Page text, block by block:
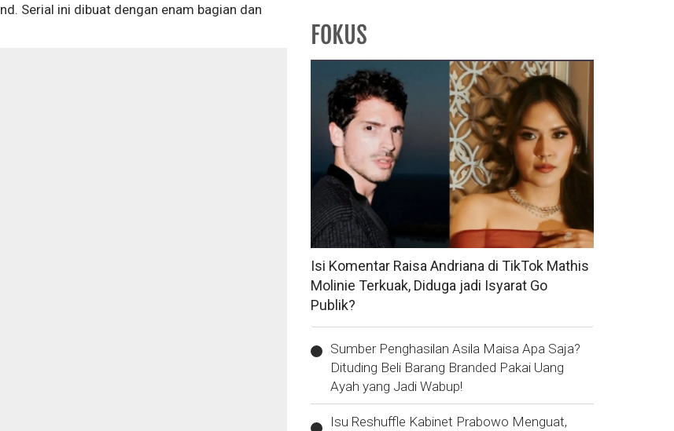
Serial ini dibuat dengan enam bagian dan
FOKUS
Isi Komentar Raisa Andriana di TikTok Mathis
Molinie Terkuak, Diduga jadi Isyarat Go
Publik?
Sumber Penghasilan Asila Maisa Apa Saja?
Dituding Beli Barang Branded Pakai Uang
Ayah yang Jadi Wabup!
Isu Reshuffle Kabinet Prabowo Menguat,